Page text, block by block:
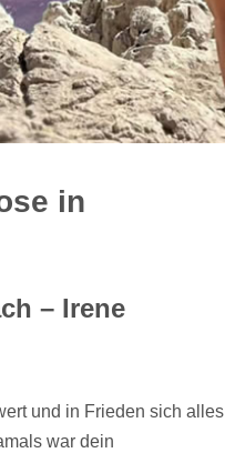
in
– Irene
und in Frieden sich alles
war dein